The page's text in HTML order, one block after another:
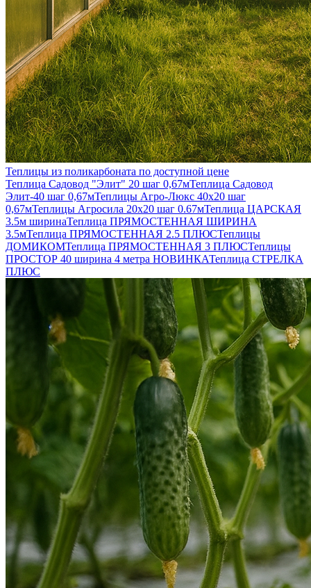
Теплицы из поликарбоната по доступной цене
Теплица Садовод "Элит" 20 шаг 0,67мТеплица Садовод
Элит-40 шаг 0,67мТеплицы Агро-Люкс 40х20 шаг
0,67мТеплицы Агросила 20х20 шаг 0.67мТеплица ЦАРСКАЯ
3.5м ширинаТеплица ПРЯМОСТЕННАЯ ШИРИНА
3.5мТеплица ПРЯМОСТЕННАЯ 2.5 ПЛЮСТеплицы
ДОМИКОМТеплица ПРЯМОСТЕННАЯ 3 ПЛЮСТеплицы
ПРОСТОР 40 ширина 4 метра НОВИНКАТеплица СТРЕЛКА
ПЛЮС